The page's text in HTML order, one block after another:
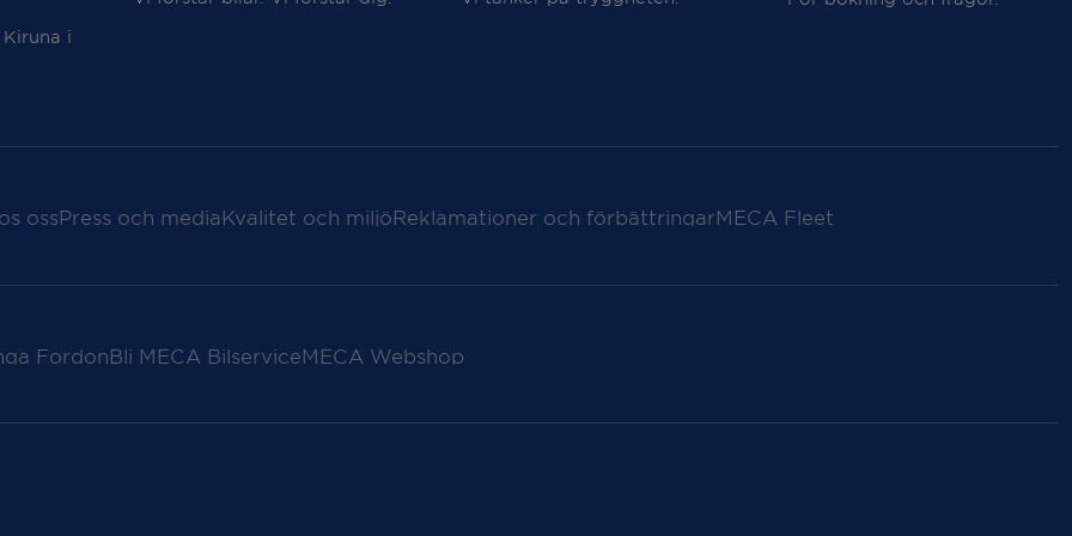
i
ossPress och mediaKvalitet och miljöReklamationer och förbättringarMECA Fleet
FordonBli MECA BilserviceMECA Webshop